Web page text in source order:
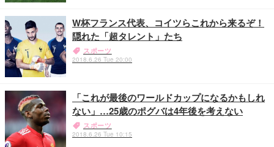
W杯フランス代表、コイツらこれから来るぞ！
隠れた「超タレント」たち
スポーツ
2018.6.26 Tue 20:00
「これが最後のワールドカップになるかもしれ
ない」…25歳のポグバは4年後を考えない
スポーツ
2018.6.26 Tue 10:15